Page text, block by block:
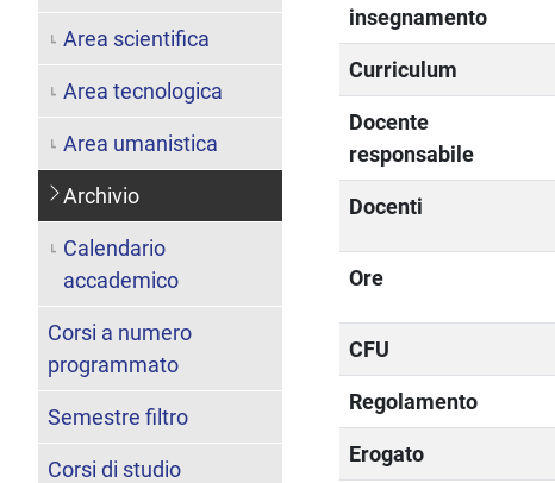
insegnamento
Curriculum
Docente
responsabile
Docenti
Ore
CFU
Regolamento
Erogato
Area scientifica
Area tecnologica
Area umanistica
Archivio
Calendario
accademico
Corsi a numero
programmato
Semestre filtro
Corsi di studio